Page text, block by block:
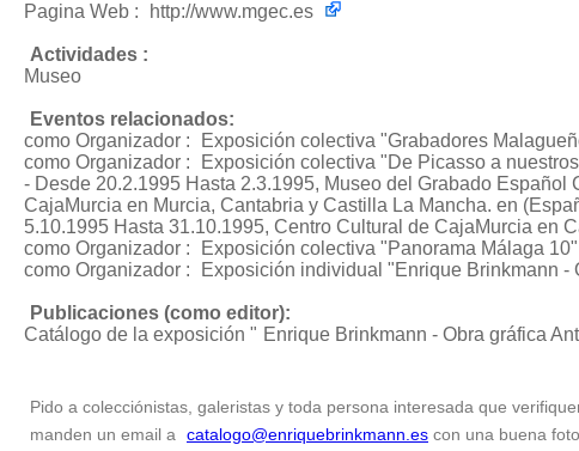
Pagina Web :
http://www.mgec.es
Actividades :
Museo
Eventos relacionados:
como Organizador :
Exposición colectiva "Grabadores
como Organizador :
Exposición colectiva "De Picasso a
- Desde 20.2.1995 Hasta 2.3.1995, Museo del Grabado
CajaMurcia en Murcia, Cantabria y Castilla La Mancha. en
5.10.1995 Hasta 31.10.1995, Centro Cultural de CajaMurcia en
como Organizador :
Exposición colectiva "Panorama Málaga 10"
como Organizador :
Exposición individual "Enrique Brinkmann -
Publicaciones (como editor):
Catálogo de la exposición " Enrique Brinkmann - Obra gráfica
Pido a colecciónistas, galeristas y toda persona interesada que
manden un email a
catalogo@enriquebrinkmann.es con una buena